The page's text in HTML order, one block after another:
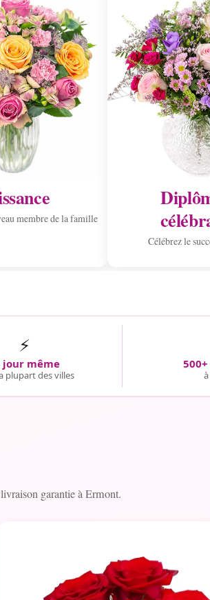
membre de la famille
Célébrez le
⚡
jour même
plupart des villes
garantie à Ermont.